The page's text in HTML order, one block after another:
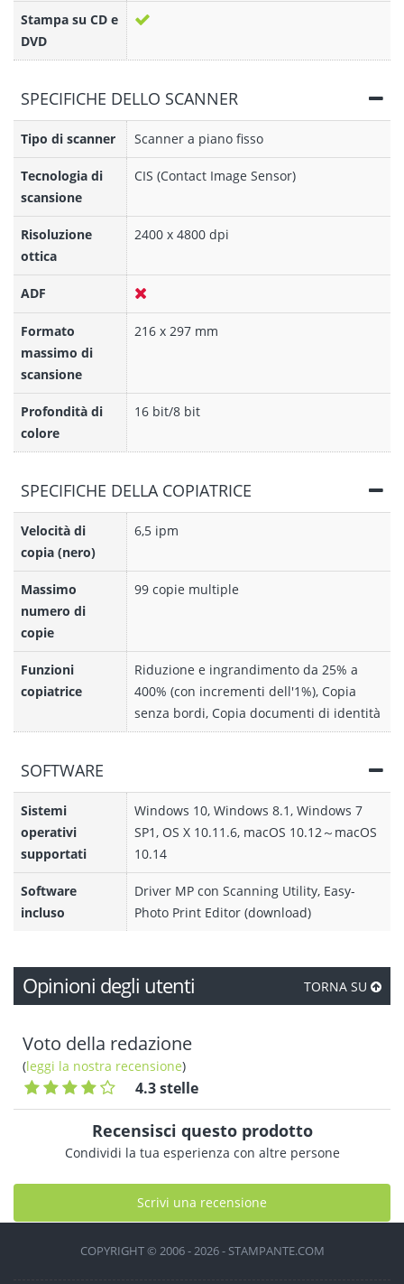
Stampa su CD e
DVD
SPECIFICHE DELLO SCANNER
Tipo di scanner Scanner a piano fisso
Tecnologia di
scansione
CIS (Contact Image Sensor)
Risoluzione
ottica
2400 x 4800 dpi
ADF
Formato
massimo di
scansione
216 x 297 mm
Profondità di
colore
16 bit/8 bit
SPECIFICHE DELLA COPIATRICE
Velocità di
copia (nero)
6,5 ipm
Massimo
numero di
copie
99 copie multiple
Funzioni
copiatrice
Riduzione e ingrandimento da 25% a
400% (con incrementi dell'1%), Copia
senza bordi, Copia documenti di identità
SOFTWARE
Sistemi
operativi
supportati
Windows 10, Windows 8.1, Windows 7
SP1, OS X 10.11.6, macOS 10.12～macOS
10.14
Software
incluso
Driver MP con Scanning Utility, Easy-
Photo Print Editor (download)
Opinioni degli utenti TORNA SU
Voto della redazione
(leggi la nostra recensione)
4.3 stelle
Recensisci questo prodotto
Condividi la tua esperienza con altre persone
Scrivi una recensione
COPYRIGHT © 2006 - 2026 - STAMPANTE.COM